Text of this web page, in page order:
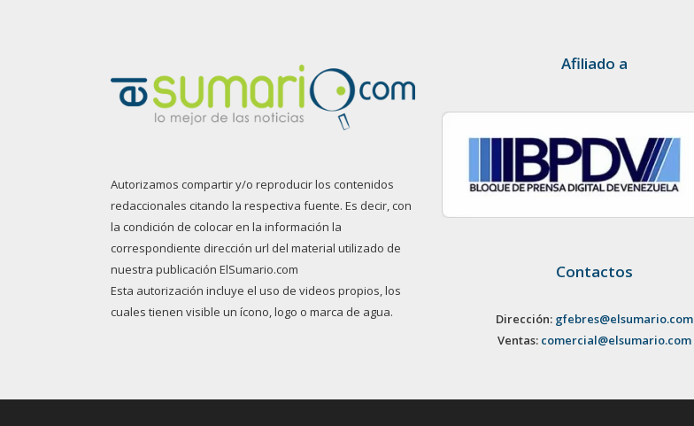
Autorizamos compartir y/o reproducir los contenidos
redaccionales citando la respectiva fuente. Es decir, con
la condición de colocar en la información la
correspondiente dirección url del material utilizado de
nuestra publicación ElSumario.com
Esta autorización incluye el uso de videos propios, los
cuales tienen visible un ícono, logo o marca de agua.
Afiliado a
Contactos
Dirección: gfebres@elsumario.com
Ventas: comercial@elsumario.com